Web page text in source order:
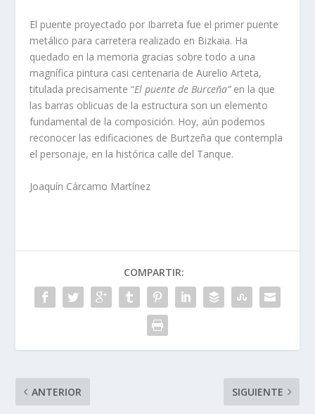
El puente proyectado por Ibarreta fue el primer puente
metálico para carretera realizado en Bizkaia. Ha
quedado en la memoria gracias sobre todo a una
magnífica pintura casi centenaria de Aurelio Arteta,
titulada precisamente “El puente de Burceña”en la que
las barras oblicuas de la estructura son un elemento
fundamental de la composición. Hoy, aún podemos
reconocer las edificaciones de Burtzeña que contempla
el personaje, en la histórica calle del Tanque.
Joaquín Cárcamo Martínez
COMPARTIR:
ANTERIOR SIGUIENTE